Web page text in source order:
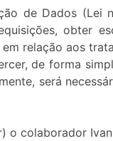
de Dados (Lei
obter
relação aos
de forma
será
colaborador